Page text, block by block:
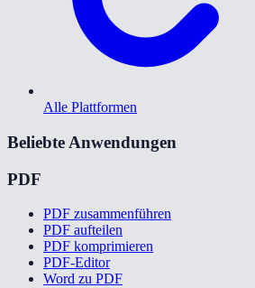
Alle Plattformen
Beliebte Anwendungen
PDF
PDF zusammenführen
PDF aufteilen
PDF komprimieren
PDF-Editor
Word zu PDF